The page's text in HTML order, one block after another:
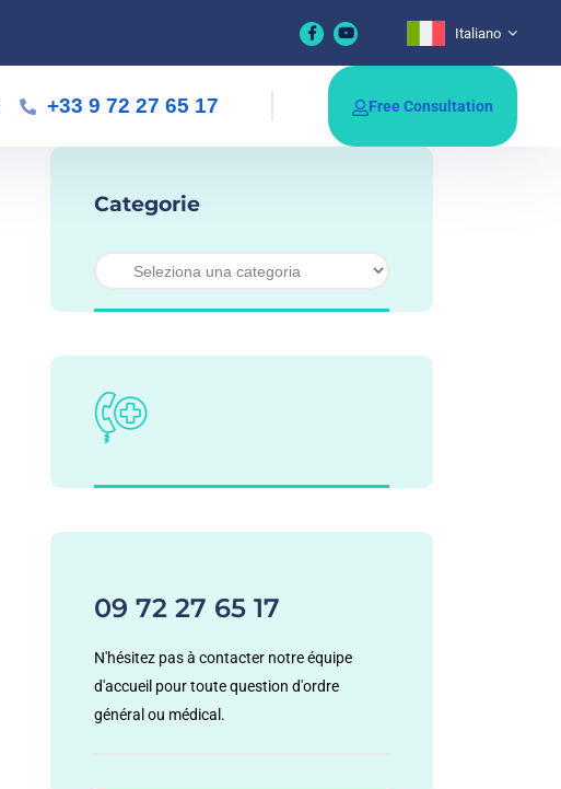
Italiano
+33 9 72 27 65 17 Free Consultation
Categorie
09 72 27 65 17
N'hésitez pas à contacter notre équipe
d'accueil pour toute question d'ordre
général ou médical.